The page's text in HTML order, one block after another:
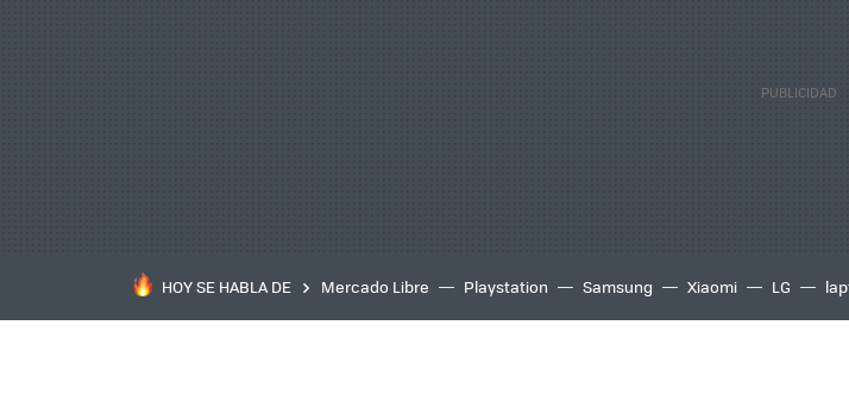
HOY SE HABLA DE Mercado Libre Playstation Samsung Xiaomi LG